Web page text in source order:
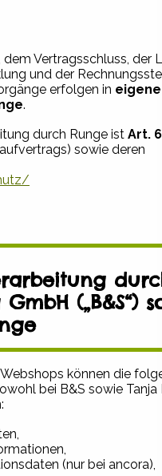
Vertragsschluss, der
und der
erfolgen in
.
durch Runge ist Art.
sowie deren
(„B&S“)
können die
bei B&S sowie Tanja
(nur bei ancora),